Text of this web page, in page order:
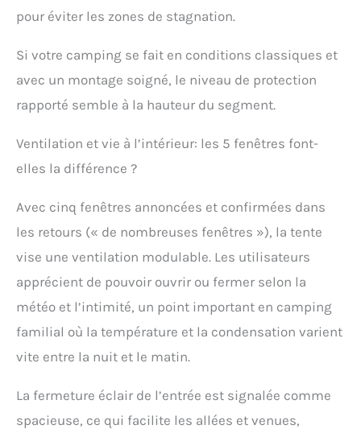
pour éviter les zones de stagnation.
Si votre camping se fait en conditions classiques et
avec un montage soigné, le niveau de protection
rapporté semble à la hauteur du segment.
Ventilation et vie à l’intérieur: les 5 fenêtres font-
elles la différence ?
Avec cinq fenêtres annoncées et confirmées dans
les retours (« de nombreuses fenêtres »), la tente
vise une ventilation modulable. Les utilisateurs
apprécient de pouvoir ouvrir ou fermer selon la
météo et l’intimité, un point important en camping
familial où la température et la condensation varient
vite entre la nuit et le matin.
La fermeture éclair de l’entrée est signalée comme
spacieuse, ce qui facilite les allées et venues,